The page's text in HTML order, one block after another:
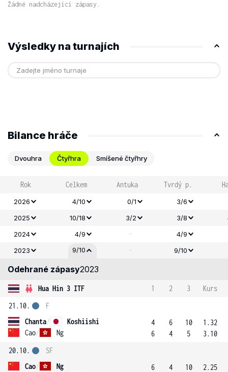
Žádné nadcházející zápasy.
Výsledky na turnajích
Bilance hráče
Dvouhra Čtyřhra Smíšené čtyřhry
Rok Celkem Antuka Tvrdý p.
2026 4/10 0/1
3/6
2025
10/18 3/2 3/8
2024
4/9 -
4/9
2023
9/10 - 9/10
Odehrané zápasy2023
Hua Hin 3 ITF 1 2 3
Kurs
21.10.
Chanta/
Koshiishi
Cao/ Ng
F
4
6
6
4
10
5
1.32
3.10
20.10.
Cao/
Ng
SF
6
4
10
2.25